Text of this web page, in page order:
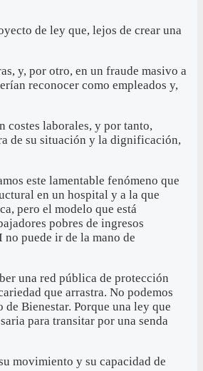
de ley que, lejos de crear una
y, por otro, en un fraude masivo a
reconocer como empleados y,
costes laborales, y por tanto,
de su situación y la dignificación,
este lamentable fenómeno que
en un hospital y a la que
pero el modelo que está
pobres de ingresos
puede ir de la mano de
una red pública de protección
que arrastra. No podemos
Bienestar. Porque una ley que
para transitar por una senda
movimiento y su capacidad de